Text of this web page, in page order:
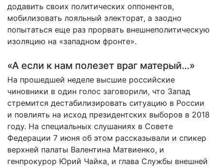
додавить своих политических оппонентов,
мобилизовать лояльный электорат, а заодно
попытаться еще раз прорвать внешнеполитическую
изоляцию на «западном фронте».
«А если к нам полезет враг матерый…»
На прошедшей неделе высшие российские
чиновники в один голос заговорили, что Запад
стремится дестабилизировать ситуацию в России
и повлиять на исход президентских выборов в 2018
году. На специальных слушаниях в Совете
Федерации 7 июня об этом рассказывали и спикер
верхней палаты Валентина Матвиенко, и
генпрокурор Юрий Чайка, и глава Службы внешней